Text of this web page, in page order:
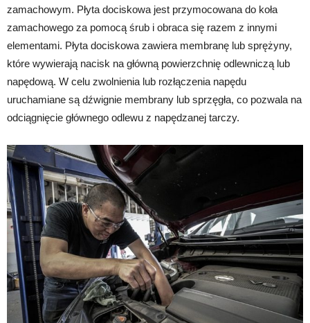
zamachowym. Płyta dociskowa jest przymocowana do koła
zamachowego za pomocą śrub i obraca się razem z innymi
elementami. Płyta dociskowa zawiera membranę lub sprężyny,
które wywierają nacisk na główną powierzchnię odlewniczą lub
napędową. W celu zwolnienia lub rozłączenia napędu
uruchamiane są dźwignie membrany lub sprzęgła, co pozwala na
odciągnięcie głównego odlewu z napędzanej tarczy.